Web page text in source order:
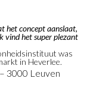
het concept aanslaat,
vind het super plezant
was
in Heverlee.
3000 Leuven